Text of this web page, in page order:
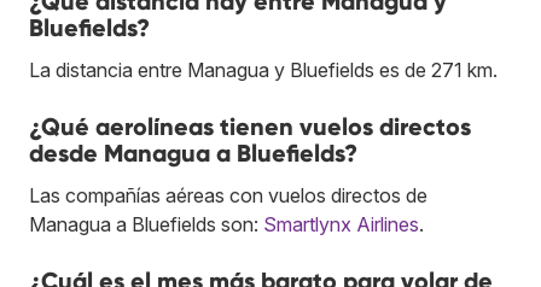
Bluefields?
La distancia entre Managua y Bluefields es de 271 km.
¿Qué aerolíneas tienen vuelos directos
desde Managua a Bluefields?
Las compañías aéreas con vuelos directos de
Managua a Bluefields son: Smartlynx Airlines.
¿Cuál es el mes más barato para volar de